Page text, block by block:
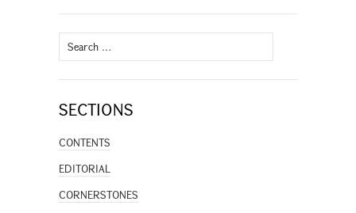
Search
for:
SECTIONS
CONTENTS
EDITORIAL
CORNERSTONES